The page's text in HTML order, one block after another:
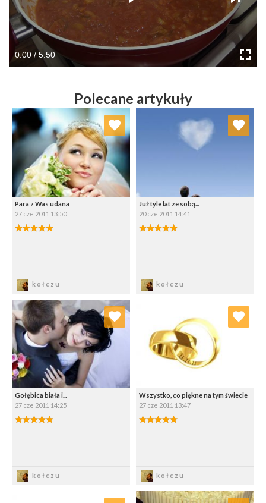
0:00 / 5:50
Polecane artykuły
Para z Was udana
27 cze 2011 13:50
5.00/5
kołczu
Dodaj do ulubionych
Wybierz listę:
Już tyle lat ze sobą...
20 cze 2011 14:41
5.00/5
kołczu
Dodaj do ulubionych
Wybierz listę:
Gołębica biała i...
27 cze 2011 14:25
5.00/5
kołczu
Dodaj do ulubionych
Wybierz listę:
Wszystko, co piękne na tym świecie
27 cze 2011 13:47
5.00/5
kołczu
Dodaj do ulubionych
Wybierz listę:
Dodaj do ulubionych Dodaj do ulubionych